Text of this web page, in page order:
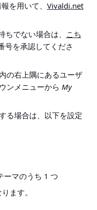
を用いて、 Vivaldi.net
でない場合は、
こち
号を承認してくださ
の右上隅にあるユーザ
ンメニューから My
る場合は、以下を設定
ーマのうち 1 つ
ます。